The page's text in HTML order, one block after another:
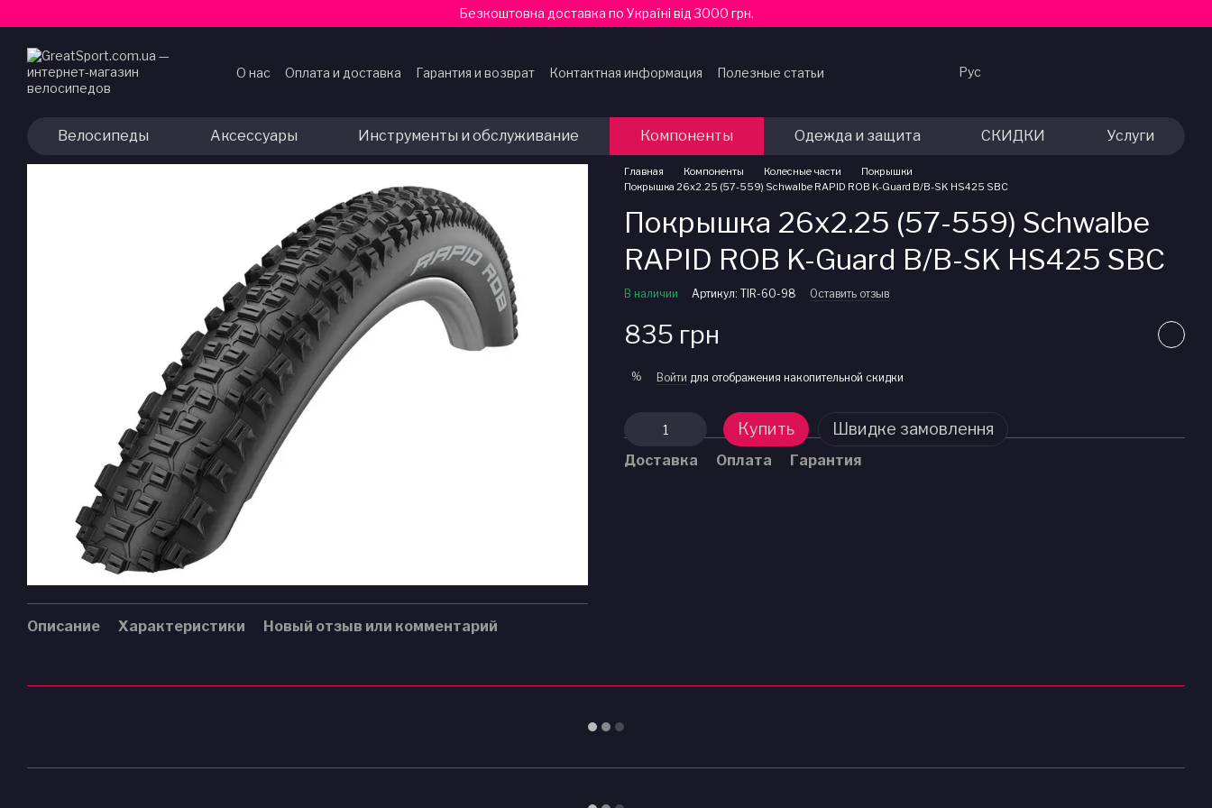
Безкоштовна доставка по Україні від 3000 грн.
О нас Оплата и доставка Гарантия и возврат Контактная информация
Полезные статьи
Рус
Велосипеды Аксессуары Инструменты и обслуживание Компоненты Одежда и защита СКИДКИ Услуги
Описание Характеристики Новый отзыв или комментарий
Главная Компоненты Колесные части
Покрышки
Покрышка 26x2.25 (57-559) Schwalbe RAPID ROB K-Guard B/B-SK HS425 SBC
Покрышка 26x2.25 (57-559) Schwalbe
RAPID ROB K-Guard B/B-SK HS425 SBC
В наличии Артикул: TIR-60-98 Оставить отзыв
835 грн
% Войти для отображения накопительной скидки
Купить Швидке замовлення
Доставка Оплата Гарантия